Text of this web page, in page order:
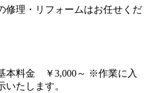
修理・リフォームはお任せくだ
本料金 ￥3,000～ ※作業に入
いたします。